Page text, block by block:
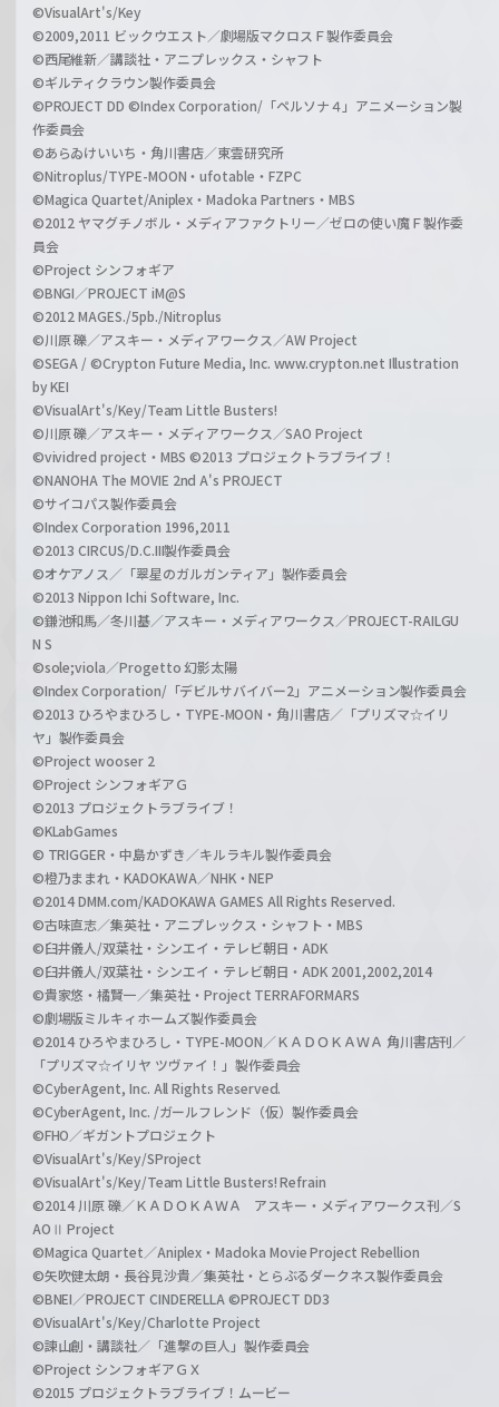
©VisualArt's/Key
©2009,2011 ビックウエスト／劇場版マクロスＦ製作委員会
©西尾維新／講談社・アニプレックス・シャフト
©ギルティクラウン製作委員会
©PROJECT DD ©Index Corporation/「ペルソナ４」アニメーション製
作委員会
©あらゐけいいち・角川書店／東雲研究所
©Nitroplus/TYPE-MOON・ufotable・FZPC
©Magica Quartet/Aniplex・Madoka Partners・MBS
©2012 ヤマグチノボル・メディアファクトリー／ゼロの使い魔Ｆ製作委
員会
©Project シンフォギア
©BNGI／PROJECT iM@S
©2012 MAGES./5pb./Nitroplus
©川原 礫／アスキー・メディアワークス／AW Project
©SEGA / ©Crypton Future Media, Inc. www.crypton.net Illustration
by KEI
©VisualArt's/Key/Team Little Busters!
©川原 礫／アスキー・メディアワークス／SAO Project
©vividred project・MBS ©2013 プロジェクトラブライブ！
©NANOHA The MOVIE 2nd A's PROJECT
©サイコパス製作委員会
©Index Corporation 1996,2011
©2013 CIRCUS/D.C.III製作委員会
©オケアノス／「翠星のガルガンティア」製作委員会
©2013 Nippon Ichi Software, Inc.
©鎌池和馬／冬川基／アスキー・メディアワークス／PROJECT-RAILGU
N S
©sole;viola／Progetto 幻影太陽
©Index Corporation/「デビルサバイバー2」アニメーション製作委員会
©2013 ひろやまひろし・TYPE-MOON・角川書店／「プリズマ☆イリ
ヤ」製作委員会
©Project wooser 2
©Project シンフォギアＧ
©2013 プロジェクトラブライブ！
©KLabGames
© TRIGGER・中島かずき／キルラキル製作委員会
©橙乃ままれ・KADOKAWA／NHK・NEP
©2014 DMM.com/KADOKAWA GAMES All Rights Reserved.
©古味直志／集英社・アニプレックス・シャフト・MBS
©臼井儀人/双葉社・シンエイ・テレビ朝日・ADK
©臼井儀人/双葉社・シンエイ・テレビ朝日・ADK 2001,2002,2014
©貴家悠・橘賢一／集英社・Project TERRAFORMARS
©劇場版ミルキィホームズ製作委員会
©2014 ひろやまひろし・TYPE-MOON／ＫＡＤＯＫＡＷＡ 角川書店刊／
「プリズマ☆イリヤ ツヴァイ！」製作委員会
©CyberAgent, Inc. All Rights Reserved.
©CyberAgent, Inc. /ガールフレンド（仮）製作委員会
©FHO／ギガントプロジェクト
©VisualArt's/Key/SProject
©VisualArt's/Key/Team Little Busters! Refrain
©2014 川原 礫／ＫＡＤＯＫＡＷＡ アスキー・メディアワークス刊／S
AOⅡ Project
©Magica Quartet／Aniplex・Madoka Movie Project Rebellion
©矢吹健太朗・長谷見沙貴／集英社・とらぶるダークネス製作委員会
©BNEI／PROJECT CINDERELLA ©PROJECT DD3
©VisualArt's/Key/Charlotte Project
©諫山創・講談社／「進撃の巨人」製作委員会
©Project シンフォギアＧＸ
©2015 プロジェクトラブライブ！ムービー